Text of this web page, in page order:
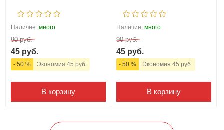
Наличие: много
90 руб.
45 руб.
- 50 % Экономия 45 руб.
В корзину
Наличие: много
90 руб.
45 руб.
- 50 % Экономия 45 руб.
В корзину